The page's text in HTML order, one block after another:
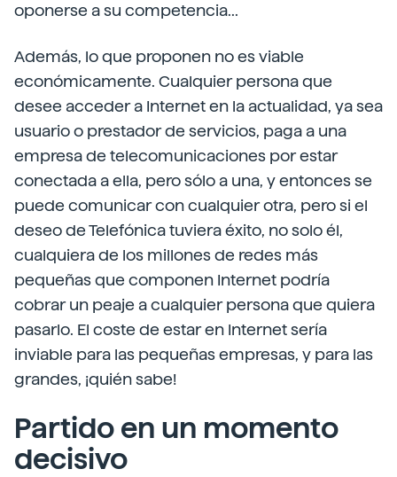
oponerse a su competencia...
Además, lo que proponen no es viable
económicamente. Cualquier persona que
desee acceder a Internet en la actualidad, ya sea
usuario o prestador de servicios, paga a una
empresa de telecomunicaciones por estar
conectada a ella, pero sólo a una, y entonces se
puede comunicar con cualquier otra, pero si el
deseo de Telefónica tuviera éxito, no solo él,
cualquiera de los millones de redes más
pequeñas que componen Internet podría
cobrar un peaje a cualquier persona que quiera
pasarlo. El coste de estar en Internet sería
inviable para las pequeñas empresas, y para las
grandes, ¡quién sabe!
Partido en un momento
decisivo